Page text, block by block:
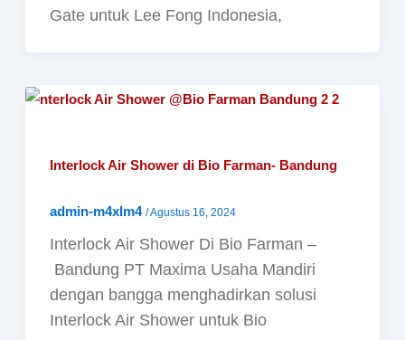
Gate untuk Lee Fong Indonesia,
Interlock Air Shower di Bio Farman- Bandung
admin-m4xIm4 /Agustus 16, 2024
Interlock Air Shower Di Bio Farman –
Bandung PT Maxima Usaha Mandiri
dengan bangga menghadirkan solusi
Interlock Air Shower untuk Bio